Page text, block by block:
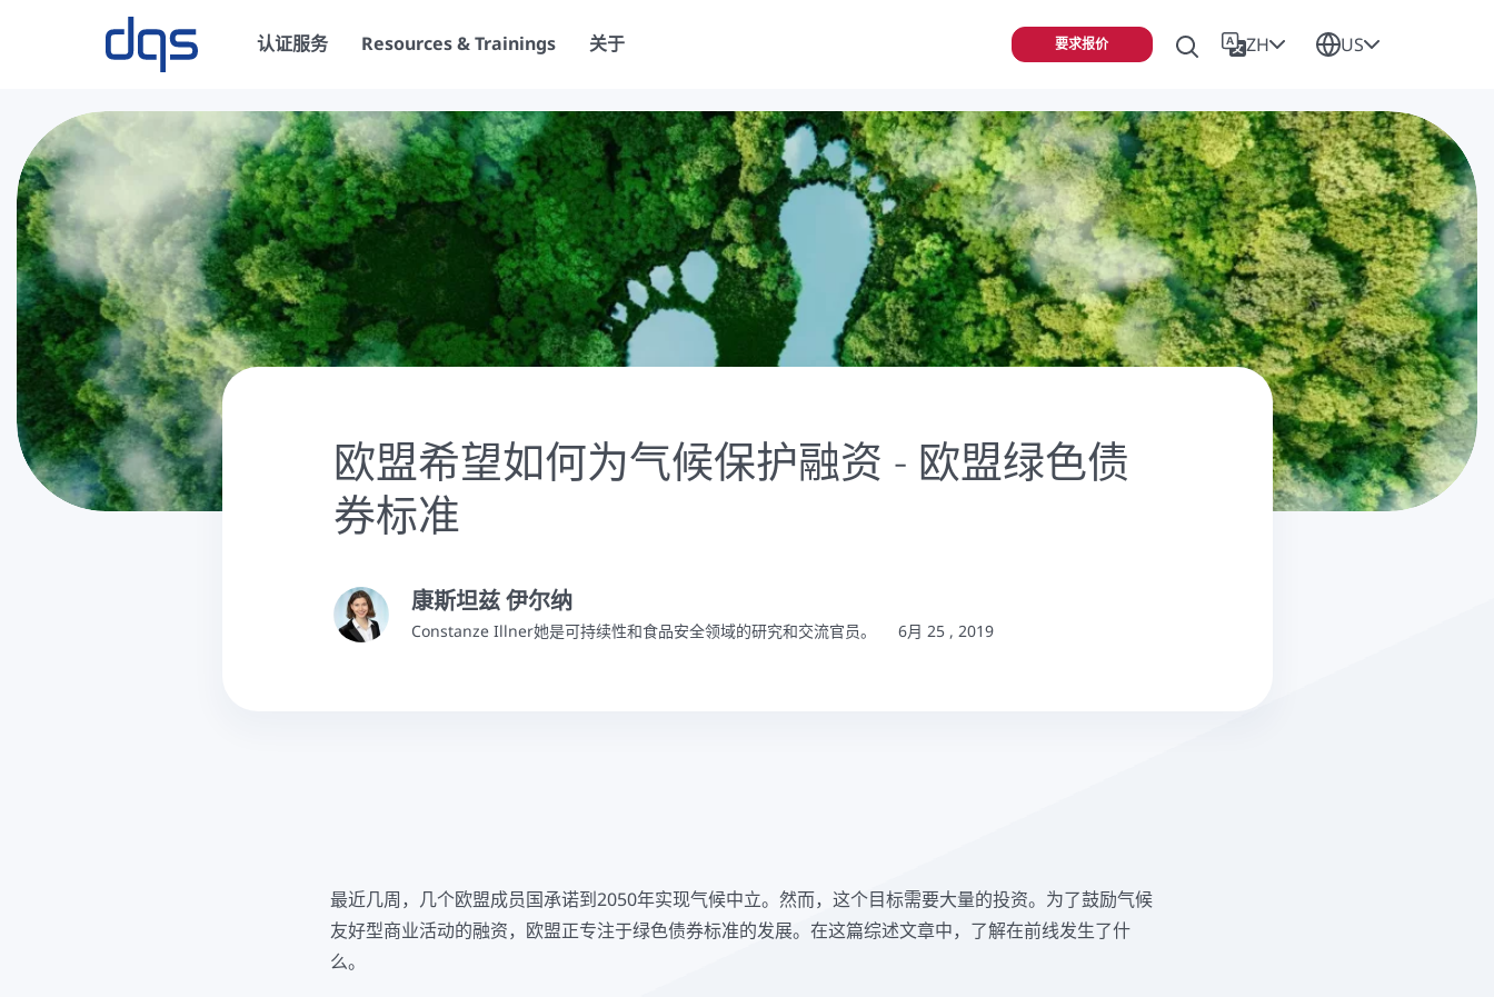
认证服务 Resources & Trainings 关于 要求报价 ZH US
欧盟希望如何为气候保护融资 - 欧盟绿色债
券标准
康斯坦兹 伊尔纳
Constanze Illner她是可持续性和食品安全领域的研究和交流官员。 6月 25 , 2019
最近几周，几个欧盟成员国承诺到2050年实现气候中立。然而，这个目标需要大量的投资。为了鼓励气候
友好型商业活动的融资，欧盟正专注于绿色债券标准的发展。在这篇综述文章中，了解在前线发生了什
么。